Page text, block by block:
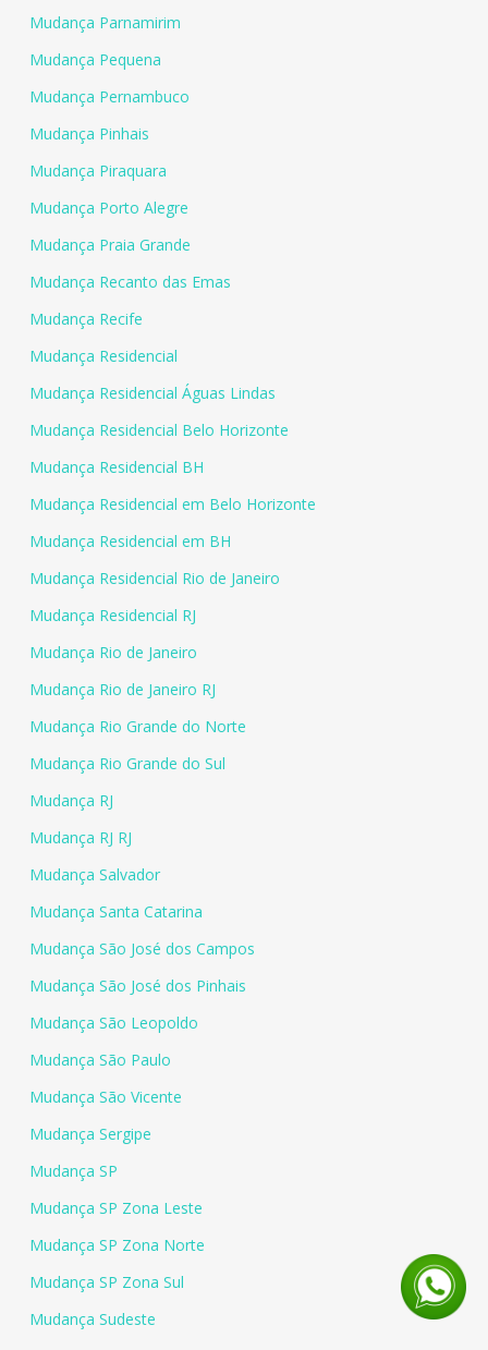
Mudança Parnamirim
Mudança Pequena
Mudança Pernambuco
Mudança Pinhais
Mudança Piraquara
Mudança Porto Alegre
Mudança Praia Grande
Mudança Recanto das Emas
Mudança Recife
Mudança Residencial
Mudança Residencial Águas Lindas
Mudança Residencial Belo Horizonte
Mudança Residencial BH
Mudança Residencial em Belo Horizonte
Mudança Residencial em BH
Mudança Residencial Rio de Janeiro
Mudança Residencial RJ
Mudança Rio de Janeiro
Mudança Rio de Janeiro RJ
Mudança Rio Grande do Norte
Mudança Rio Grande do Sul
Mudança RJ
Mudança RJ RJ
Mudança Salvador
Mudança Santa Catarina
Mudança São José dos Campos
Mudança São José dos Pinhais
Mudança São Leopoldo
Mudança São Paulo
Mudança São Vicente
Mudança Sergipe
Mudança SP
Mudança SP Zona Leste
Mudança SP Zona Norte
Mudança SP Zona Sul
Mudança Sudeste